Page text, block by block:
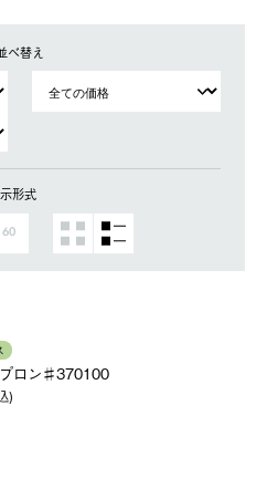
べ替え
形式
60
ロン♯370100
)